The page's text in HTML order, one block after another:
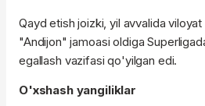
Qayd etish joizki, yil avvalida
"Andijon" jamoasi oldiga
egallash vazifasi qo'yilgan edi.
O'xshash yangiliklar